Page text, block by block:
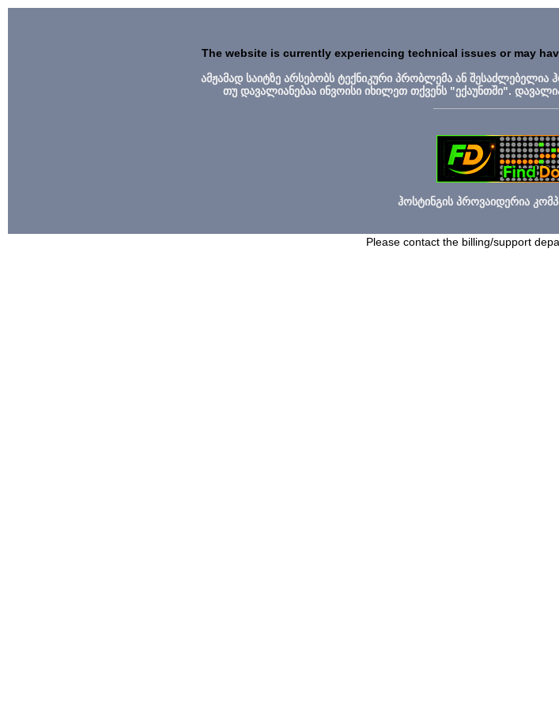
The website is currently experiencing technical issues or may
ამჟამად საიტზე არსებობს ტექნიკური პრობლემა ან შესაძლებელია
თუ დავალიანებაა ინვოისი იხილეთ თქვენს "ექაუნთში".
ჰოსტინგის პროვაიდერია
Please contact the billing/support